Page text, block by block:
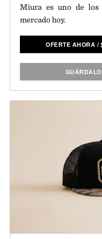
Miura es uno de los
mercado hoy.
OFERTE AHORA /